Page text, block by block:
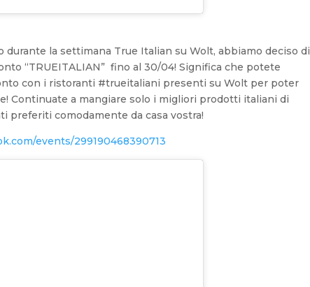
durante la settimana True Italian su Wolt, abbiamo deciso di
“TRUEITALIAN” fino al 30/04! Significa che potete
con i ristoranti #trueitaliani presenti su Wolt per poter
Continuate a mangiare solo i migliori prodotti italiani di
preferiti comodamente da casa vostra!
events/299190468390713